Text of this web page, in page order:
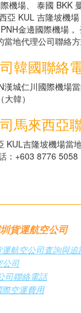
機場、 泰國 BKK
亞 KUL 吉隆坡機
金邊國際機場，
地代理公司聯絡方
韓國聯絡
城仁川國際機場
韓）
馬來西亞
KUL吉隆坡機場當
：+603 8776
貨運航空公司
航空公司査詢與追
公司
司聯絡電話
空運費用